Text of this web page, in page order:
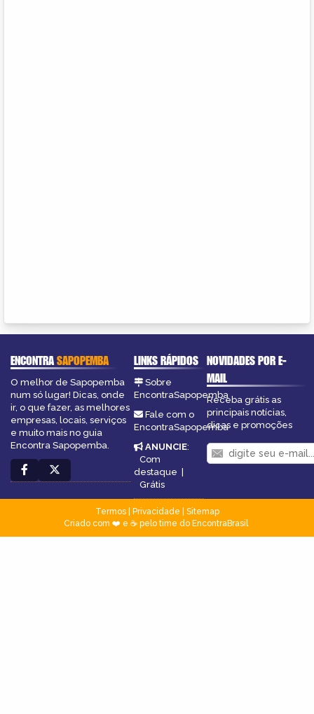
ENCONTRASAPOPEMBA
O melhor de Sapopemba
num só lugar! Dicas, onde
ir, o que fazer, as melhores
empresas, locais, serviços
e muito mais no guia
Encontra Sapopemba.
LINKS RÁPIDOS
Sobre
EncontraSapopemba
Fale com o
EncontraSapopemba
ANUNCIE:
Com
destaque |
Grátis
NOVIDADES POR E-
MAIL
Receba grátis as
principais notícias,
dicas e promoções
Termos| Privacidade
Sitemap
Criado com ❤️ e ☕ pelo time do EncontraBrasil